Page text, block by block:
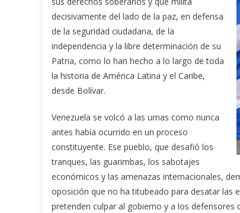
decisivamente del lado de la paz, en defensa
de la seguridad ciudadana, de la
independencia y la libre determinación de su
Patria, como lo han hecho a lo largo de toda
la historia de América Latina y el Caribe,
desde Bolívar.
Venezuela se volcó a las urnas como nunca
antes había ocurrido en un proceso
constituyente. Ese pueblo, que desafió los
tranques, las guarimbas, los sabotajes
económicos y las amenazas internacionales,
oposición que no ha titubeado para desatar las
pretenden culpar al gobierno y a los defensores